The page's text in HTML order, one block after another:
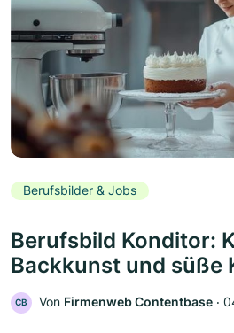
Berufsbilder & Jobs
Berufsbild Konditor:
Backkunst und süße
CB Von Firmenweb Contentbase ‧